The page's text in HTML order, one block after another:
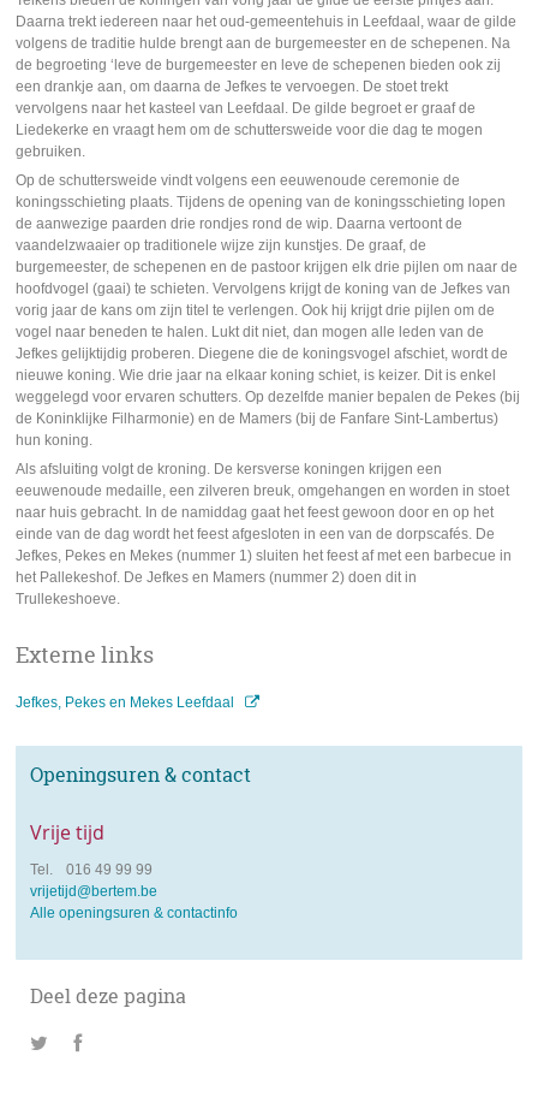
Daarna trekt iedereen naar het oud-gemeentehuis in Leefdaal, waar de gilde
volgens de traditie hulde brengt aan de burgemeester en de schepenen. Na
de begroeting ‘leve de burgemeester en leve de schepenen bieden ook zij
een drankje aan, om daarna de Jefkes te vervoegen. De stoet trekt
vervolgens naar het kasteel van Leefdaal. De gilde begroet er graaf de
Liedekerke en vraagt hem om de schuttersweide voor die dag te mogen
gebruiken.
Op de schuttersweide vindt volgens een eeuwenoude ceremonie de
koningsschieting plaats. Tijdens de opening van de koningsschieting lopen
de aanwezige paarden drie rondjes rond de wip. Daarna vertoont de
vaandelzwaaier op traditionele wijze zijn kunstjes. De graaf, de
burgemeester, de schepenen en de pastoor krijgen elk drie pijlen om naar de
hoofdvogel (gaai) te schieten. Vervolgens krijgt de koning van de Jefkes van
vorig jaar de kans om zijn titel te verlengen. Ook hij krijgt drie pijlen om de
vogel naar beneden te halen. Lukt dit niet, dan mogen alle leden van de
Jefkes gelijktijdig proberen. Diegene die de koningsvogel afschiet, wordt de
nieuwe koning. Wie drie jaar na elkaar koning schiet, is keizer. Dit is enkel
weggelegd voor ervaren schutters. Op dezelfde manier bepalen de Pekes (bij
de Koninklijke Filharmonie) en de Mamers (bij de Fanfare Sint-Lambertus)
hun koning.
Als afsluiting volgt de kroning. De kersverse koningen krijgen een
eeuwenoude medaille, een zilveren breuk, omgehangen en worden in stoet
naar huis gebracht. In de namiddag gaat het feest gewoon door en op het
einde van de dag wordt het feest afgesloten in een van de dorpscafés. De
Jefkes, Pekes en Mekes (nummer 1) sluiten het feest af met een barbecue in
het Pallekeshof. De Jefkes en Mamers (nummer 2) doen dit in
Trullekeshoeve.
Externe links
Jefkes, Pekes en Mekes Leefdaal
Openingsuren & contact
Vrije tijd
Tel. tel.016 49 99 99
e-
mail
vrijetijd@bertem.be
Alle openingsuren & contactinfo
Deel deze pagina